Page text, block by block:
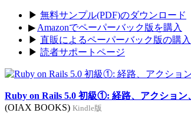
▶ 無料サンプル(PDF)のダウンロード
▶ Amazonでペーパーバック版を購入
▶ 直販によるペーパーバック版の購入
▶ 読者サポートページ
Ruby on Rails 5.0 初級①: 経路、アクション
(OIAX BOOKS) Kindle版